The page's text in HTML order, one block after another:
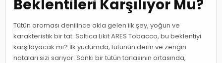
Beklentileri Karşılıyor Mu?
Tütün aroması denilince akla gelen ilk şey, yoğun ve
karakteristik bir tat. Saltica Likit ARES Tobacco, bu beklentiyi
karşılayacak mı? İlk yudumda, tütünün derin ve zengin
notaları sizi sarıyor. Sanki bir tütün tarlasının ortasında,